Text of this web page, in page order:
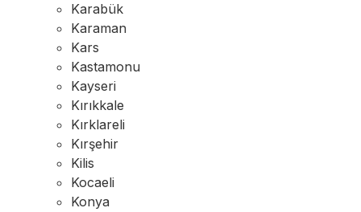
Karabük
Karaman
Kars
Kastamonu
Kayseri
Kırıkkale
Kırklareli
Kırşehir
Kilis
Kocaeli
Konya